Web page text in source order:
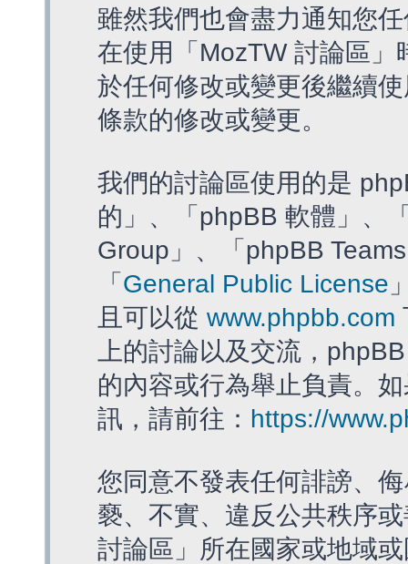
雖然我們也會盡力通知您
在使用「MozTW 討論區
於任何修改或變更後繼續
條款的修改或變更。
我們的討論區使用的是
的」、「phpBB 軟體」、
Group」、「phpBB
「 General Public License
且可以從 www.phpbb.com
上的討論以及交流，
的內容或行為舉止負責。
訊，請前往： https://
您同意不發表任何誹謗、
褻、不實、違反公共秩序
討論區」所在國家或地域